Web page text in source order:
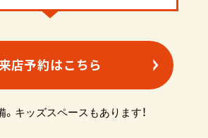
店予約はこちら
。キッズスペースもあります！